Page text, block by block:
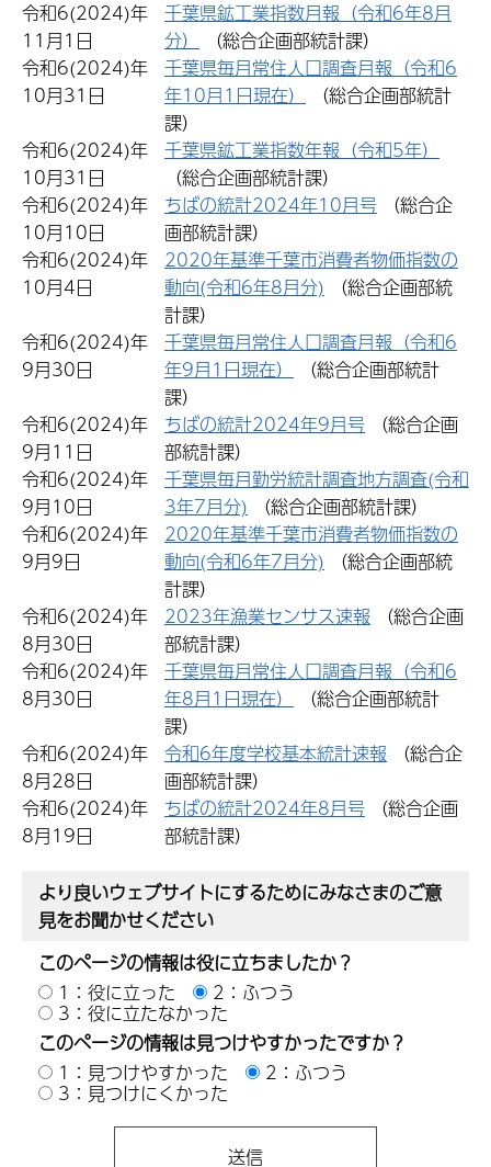
令和6(2024)年
11月1日
千葉県鉱工業指数月報（令和6年8月
分）
（総合企画部統計課）
令和6(2024)年
10月31日
千葉県毎月常住人口調査月報（令和6
年10月1日現在）
課）
令和6(2024)年
10月31日
千葉県鉱工業指数年報（令和5年）
（総合企画部統計課）
令和6(2024)年
10月10日
ちばの統計2024年10月号
画部統計課）
令和6(2024)年
10月4日
2020年基準千葉市消費者物価指数の
動向(令和6年8月分)
計課）
令和6(2024)年
9月30日
千葉県毎月常住人口調査月報（令和6
年9月1日現在）
課）
令和6(2024)年
9月11日
ちばの統計2024年9月号
部統計課）
令和6(2024)年
9月10日
千葉県毎月勤労統計調査地方調査(令和
3年7月分)
（総合企画部統計課）
令和6(2024)年
9月9日
2020年基準千葉市消費者物価指数の
動向(令和6年7月分)
計課）
令和6(2024)年
8月30日
2023年漁業センサス速報
部統計課）
令和6(2024)年
8月30日
千葉県毎月常住人口調査月報（令和6
年8月1日現在）
課）
令和6(2024)年
8月28日
令和6年度学校基本統計速報
画部統計課）
令和6(2024)年
8月19日
ちばの統計2024年8月号
部統計課）
より良いウェブサイトにするためにみなさまのご意
見をお聞かせください
このページの情報は役に立ちましたか？
1：役に立った
2：ふつう
3：役に立たなかった
このページの情報は見つけやすかったですか？
1：見つけやすかった
2：ふつう
3：見つけにくかった